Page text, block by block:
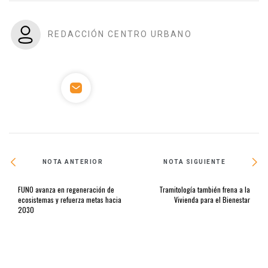
REDACCIÓN CENTRO URBANO
NOTA ANTERIOR
FUNO avanza en regeneración de
ecosistemas y refuerza metas hacia
2030
NOTA SIGUIENTE
Tramitología también frena a la
Vivienda para el Bienestar